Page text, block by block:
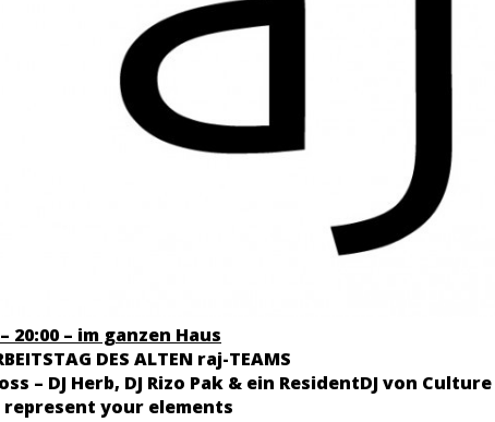
20:00 – im ganzen Haus
DES ALTEN raj-TEAMS
– DJ Herb, DJ Rizo Pak & ein ResidentDJ von
represent your elements